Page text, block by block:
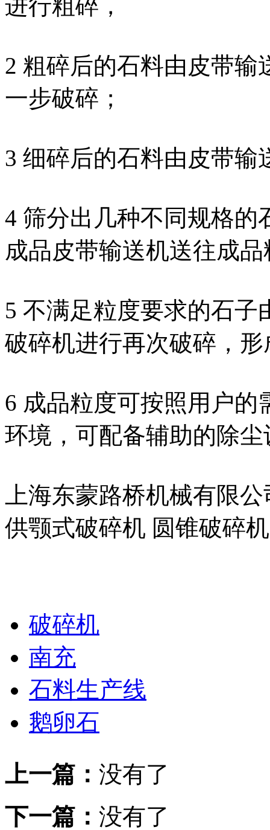
进行粗碎，
2 粗碎后的石料由皮带
一步破碎；
3 细碎后的石料由皮带输
4 筛分出几种不同规格的
成品皮带输送机送往成
5 不满足粒度要求的石
破碎机进行再次破碎，
6 成品粒度可按照用户
环境，可配备辅助的除
上海东蒙路桥机械有限
供颚式破碎机 圆锥破碎
破碎机
南充
石料生产线
鹅卵石
上一篇： 没有了
下一篇： 没有了